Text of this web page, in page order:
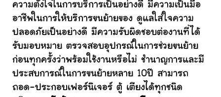
ความตั้งใจในการบริการเป็นอย่างดี มีความเป็นมือ
อาชีพในการให้บริการขนย้ายของ ดูแลใส่ใจความ
ปลอดภัยเป็นอย่างดี มีความรับผิดชอบต่องานที่ได้
รับมอบหมาย ตรวจสอบอุปกรณ์ในการช่วยขนย้าย
ก่อนทุกครั้งว่าพร้อมใช้งานหรือไม่ ชำนาญการและมี
ประสบการณ์ในการขนย้ายหลาย 10ปี สามารถ
ถอด-ประกอบเฟอร์นิเจอร์ ตู้ เตียงได้ทุกชนิด